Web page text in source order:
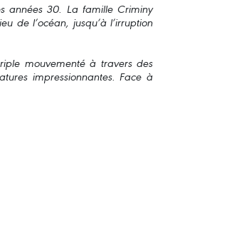
années 30. La famille Criminy
de l’océan, jusqu’à l’irruption
mouvementé à travers des
impressionnantes. Face à